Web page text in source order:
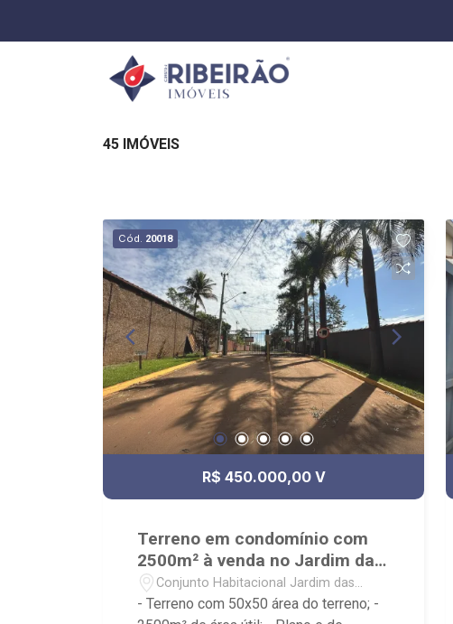
45 IMÓVEIS
Cód. 20018
R$ 450.000,00 V
Terreno em condomínio com
2500m² à venda no Jardim das
Palmeiras
Conjunto Habitacional Jardim das
Palmeiras - Ribeirão Preto/SP
- Terreno com 50x50 área do terreno; -